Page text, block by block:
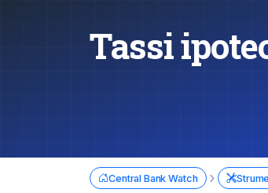
Tassi
Central Bank Watch ›